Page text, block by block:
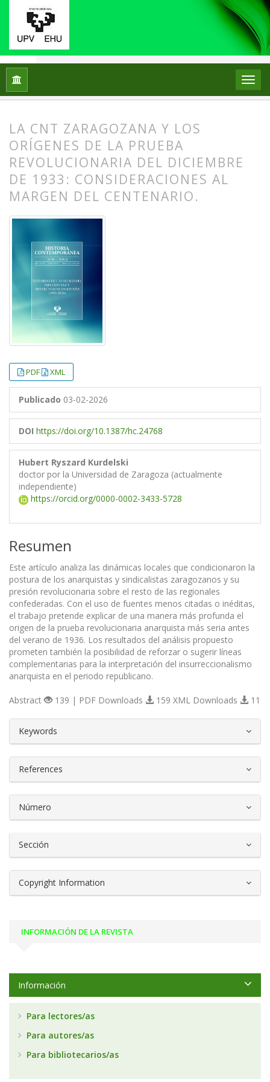
Inicio Núm. 80 (2026): Historias del ecologismo,
LA CNT ZARAGOZANA Y LOS
ORÍGENES DE LA PRUEBA
REVOLUCIONARIA DEL DICIEMBRE
DE 1933: CONSIDERACIONES AL
MARGEN DEL CENTENARIO.
PDF XML
Publicado 03-02-2026
DOI https://doi.org/10.1387/hc.24768
Hubert Ryszard Kurdelski
doctor por la Universidad de Zaragoza (actualmente
independiente)
https://orcid.org/0000-0002-3433-5728
Resumen
Este artículo analiza las dinámicas locales que condicionaron la
postura de los anarquistas y sindicalistas zaragozanos y su
presión revolucionaria sobre el resto de las regionales
confederadas. Con el uso de fuentes menos citadas o inéditas,
el trabajo pretende explicar de una manera más profunda el
origen de la prueba revolucionaria anarquista más seria antes
del verano de 1936. Los resultados del análisis propuesto
prometen también la posibilidad de reforzar o sugerir líneas
complementarias para la interpretación del insurreccionalismo
anarquista en el periodo republicano.
Abstract 139 | PDF Downloads 159 XML Downloads 11
Keywords
References
Número
Sección
Copyright Information
INFORMACIÓN DE LA REVISTA
Información
Para lectores/as
Para autores/as
Para bibliotecarios/as